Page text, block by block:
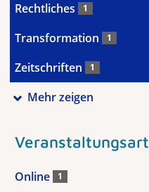
Rechtliches 1
Transformation 1
Zeitschriften 1
Mehr zeigen
Veranstaltungsart
Online 1